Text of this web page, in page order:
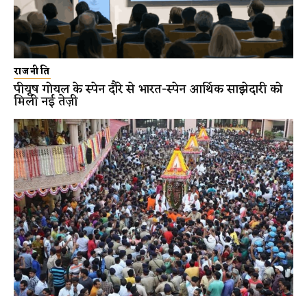
राजनीति
पीयूष गोयल के स्पेन दौरे से भारत-स्पेन आर्थिक साझेदारी को
मिली नई तेज़ी